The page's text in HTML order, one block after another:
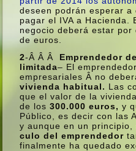
deseen podrán esperar
pagar el IVA a Hacienda.
negocio deberá estar
de euros.
2-Â Â Â Emprendedor
limitada– El
empresariales Â no
vivienda habitual. Las
que el valor de la
de los300.000 euros, y
Público, es decir con las
y aunque en un
culo del emprendedor
finalmente ha quedado